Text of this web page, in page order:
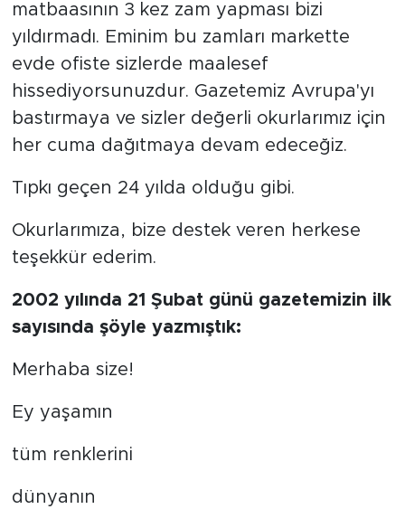
matbaasının 3 kez zam yapması bizi
yıldırmadı. Eminim bu zamları markette
evde ofiste sizlerde maalesef
hissediyorsunuzdur. Gazetemiz Avrupa'yı
bastırmaya ve sizler değerli okurlarımız için
her cuma dağıtmaya devam edeceğiz.
Tıpkı geçen 24 yılda olduğu gibi.
Okurlarımıza, bize destek veren herkese
teşekkür ederim.
2002 yılında 21 Şubat günü gazetemizin ilk
sayısında şöyle yazmıştık:
Merhaba size!
Ey yaşamın
tüm renklerini
dünyanın